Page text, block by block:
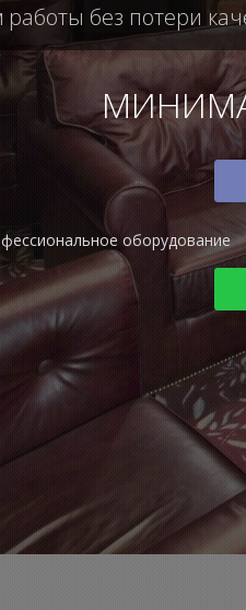
без потери
оборудование